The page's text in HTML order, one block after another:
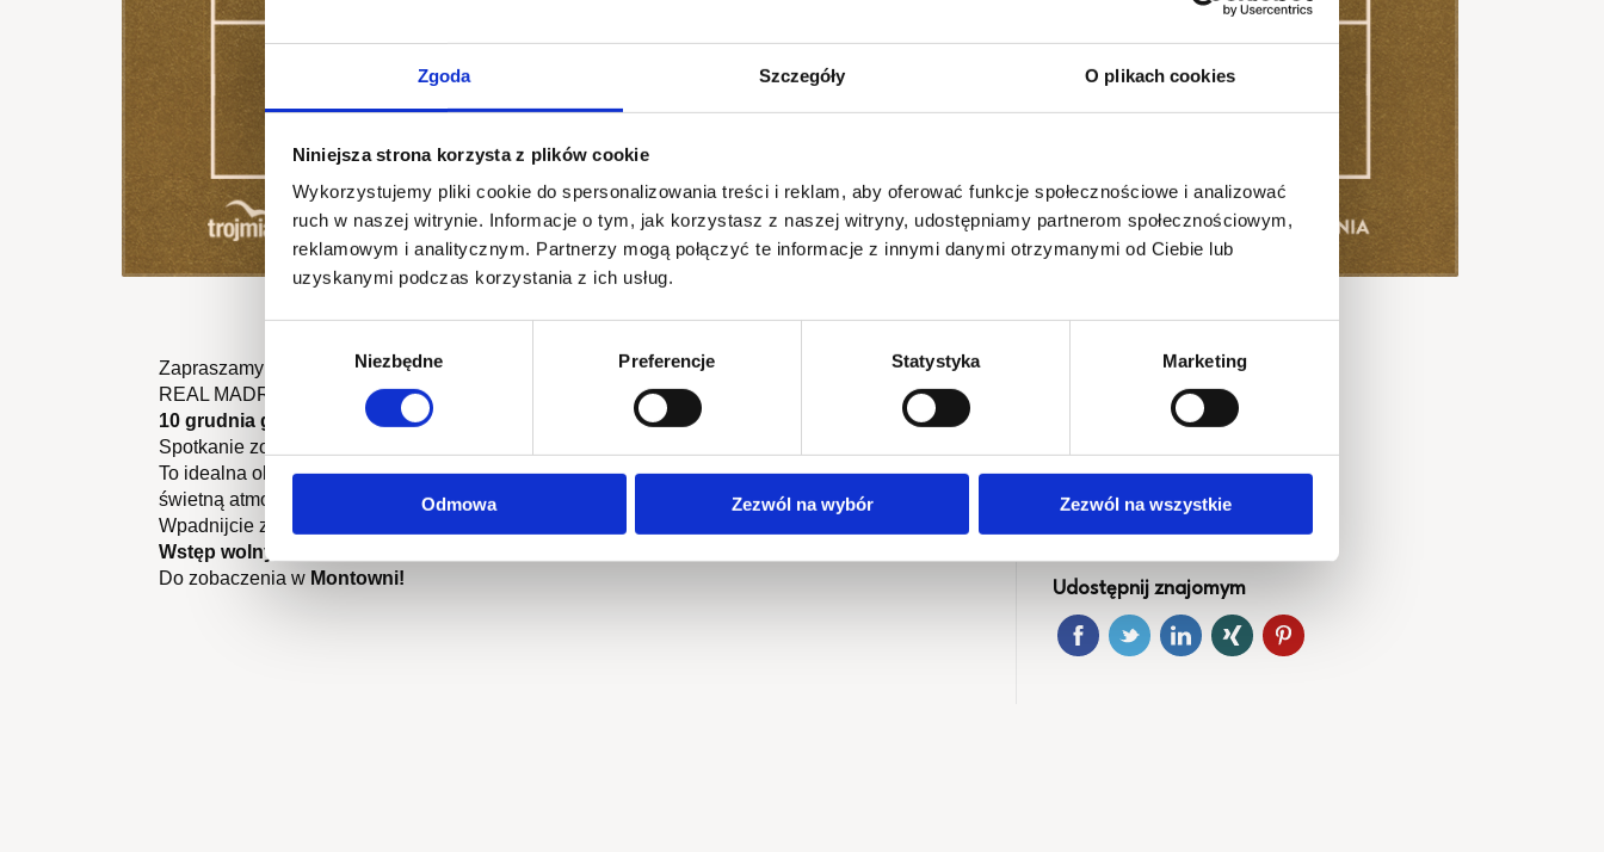
Zgoda Szczegóły O plikach cookies
Niniejsza strona korzysta z plików cookie
Wykorzystujemy pliki cookie do spersonalizowania treści i reklam, aby oferować funkcje społecznościowe i analizować
ruch w naszej witrynie. Informacje o tym, jak korzystasz z naszej witryny, udostępniamy partnerom społecznościowym,
reklamowym i analitycznym. Partnerzy mogą połączyć te informacje z innymi danymi otrzymanymi od Ciebie lub
uzyskanymi podczas korzystania z ich usług.
Niezbędne Preferencje Statystyka Marketing
Odmowa Zezwól na wybór Zezwól na wszystkie
Zapraszamy wszystkich na wspólne oglądanie meczu
REAL MADRYT – MANCHESTER CITY
10 grudnia godzina 21:00 w Foodhall Montownia
Spotkanie zostanie wyświetlone na dużym ekranie
To idealna okazja, aby poczuć sportowe emocje w gronie innych kibiców, z dobrym jedzeniem i
świetną atmosferą
Wpadnijcie ze znajomymi, zajmijcie wygodne miejsca i kibicujcie razem z nami
Wstęp wolny !
Do zobaczenia w Montowni!
Start wydarzenia
2025-12-10 @ 21:00
Foodhall Montownia
Udostępnij znajomym